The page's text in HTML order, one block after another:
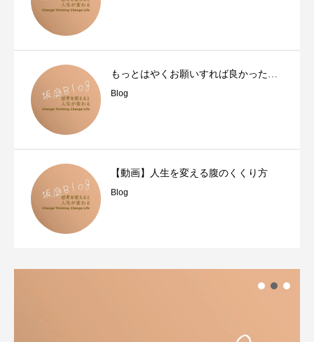
もっとはやくお願いすれば良かった…
Blog
【動画】人生を変える腹のくくり方
Blog